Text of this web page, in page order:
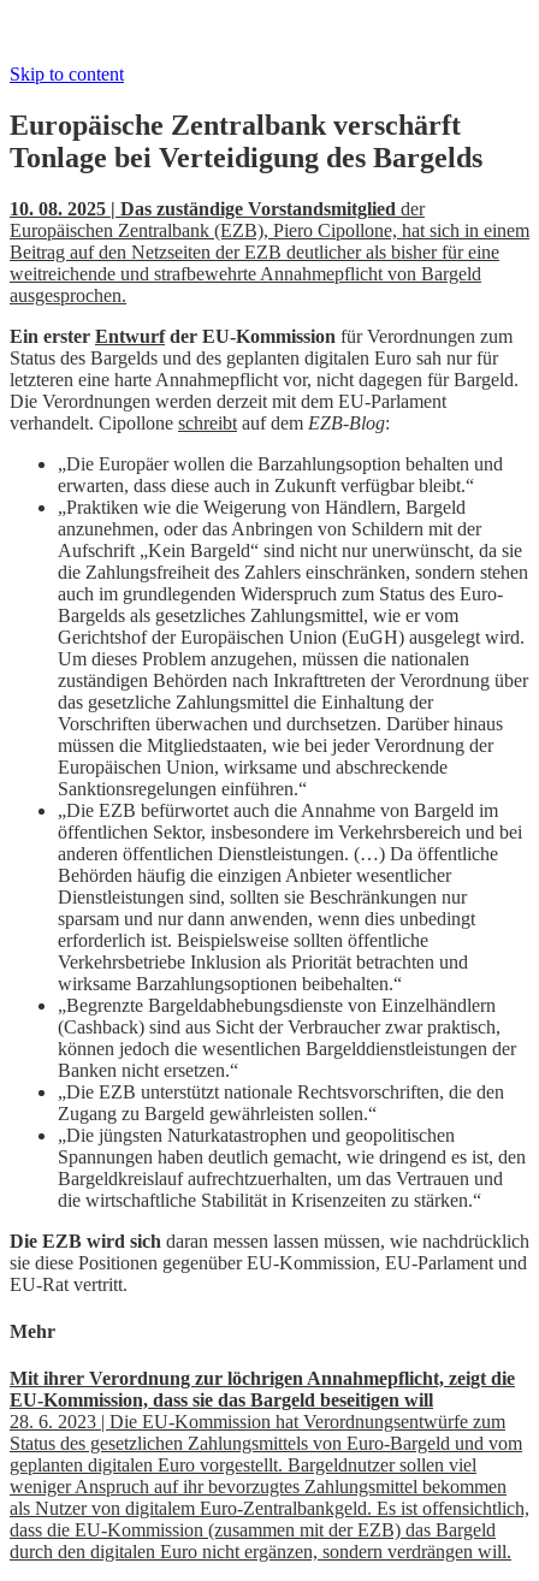
Skip to content
Europäische Zentralbank verschärft
Tonlage bei Verteidigung des Bargelds
10. 08. 2025 | Das zuständige Vorstandsmitglied der
Europäischen Zentralbank (EZB), Piero Cipollone, hat sich in einem
Beitrag auf den Netzseiten der EZB deutlicher als bisher für eine
weitreichende und strafbewehrte Annahmepflicht von Bargeld
ausgesprochen.
Ein erster Entwurfder EU-Kommission für Verordnungen zum
Status des Bargelds und des geplanten digitalen Euro sah nur für
letzteren eine harte Annahmepflicht vor, nicht dagegen für Bargeld.
Die Verordnungen werden derzeit mit dem EU-Parlament
verhandelt. Cipollone schreibt auf dem EZB-Blog:
„Die Europäer wollen die Barzahlungsoption behalten und
erwarten, dass diese auch in Zukunft verfügbar bleibt.“
„Praktiken wie die Weigerung von Händlern, Bargeld
anzunehmen, oder das Anbringen von Schildern mit der
Aufschrift „Kein Bargeld“ sind nicht nur unerwünscht, da sie
die Zahlungsfreiheit des Zahlers einschränken, sondern stehen
auch im grundlegenden Widerspruch zum Status des Euro-
Bargelds als gesetzliches Zahlungsmittel, wie er vom
Gerichtshof der Europäischen Union (EuGH) ausgelegt wird.
Um dieses Problem anzugehen, müssen die nationalen
zuständigen Behörden nach Inkrafttreten der Verordnung über
das gesetzliche Zahlungsmittel die Einhaltung der
Vorschriften überwachen und durchsetzen. Darüber hinaus
müssen die Mitgliedstaaten, wie bei jeder Verordnung der
Europäischen Union, wirksame und abschreckende
Sanktionsregelungen einführen.“
„Die EZB befürwortet auch die Annahme von Bargeld im
öffentlichen Sektor, insbesondere im Verkehrsbereich und bei
anderen öffentlichen Dienstleistungen. (…) Da öffentliche
Behörden häufig die einzigen Anbieter wesentlicher
Dienstleistungen sind, sollten sie Beschränkungen nur
sparsam und nur dann anwenden, wenn dies unbedingt
erforderlich ist. Beispielsweise sollten öffentliche
Verkehrsbetriebe Inklusion als Priorität betrachten und
wirksame Barzahlungsoptionen beibehalten.“
„Begrenzte Bargeldabhebungsdienste von Einzelhändlern
(Cashback) sind aus Sicht der Verbraucher zwar praktisch,
können jedoch die wesentlichen Bargelddienstleistungen der
Banken nicht ersetzen.“
„Die EZB unterstützt nationale Rechtsvorschriften, die den
Zugang zu Bargeld gewährleisten sollen.“
„Die jüngsten Naturkatastrophen und geopolitischen
Spannungen haben deutlich gemacht, wie dringend es ist, den
Bargeldkreislauf aufrechtzuerhalten, um das Vertrauen und
die wirtschaftliche Stabilität in Krisenzeiten zu stärken.“
Die EZB wird sich daran messen lassen müssen, wie nachdrücklich
sie diese Positionen gegenüber EU-Kommission, EU-Parlament und
EU-Rat vertritt.
Mehr
Mit ihrer Verordnung zur löchrigen Annahmepflicht, zeigt die
EU-Kommission, dass sie das Bargeld beseitigen will
28. 6. 2023 | Die EU-Kommission hat Verordnungsentwürfe zum
Status des gesetzlichen Zahlungsmittels von Euro-Bargeld und vom
geplanten digitalen Euro vorgestellt. Bargeldnutzer sollen viel
weniger Anspruch auf ihr bevorzugtes Zahlungsmittel bekommen
als Nutzer von digitalem Euro-Zentralbankgeld. Es ist offensichtlich,
dass die EU-Kommission (zusammen mit der EZB) das Bargeld
durch den digitalen Euro nicht ergänzen, sondern verdrängen will.